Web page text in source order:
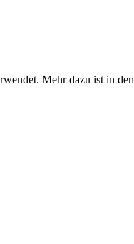
Mehr dazu ist in den